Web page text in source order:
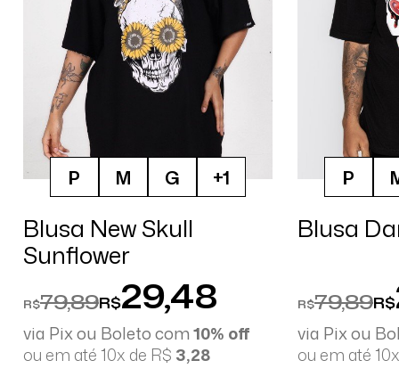
P M G +1
Blusa New Skull
Sunflower
R$79,89R$29,48
via Pix ou Boleto com10% off
ou em até 10x de R$ 3,28
P
Blusa
R$79,89R$
via Pix ou
ou em até